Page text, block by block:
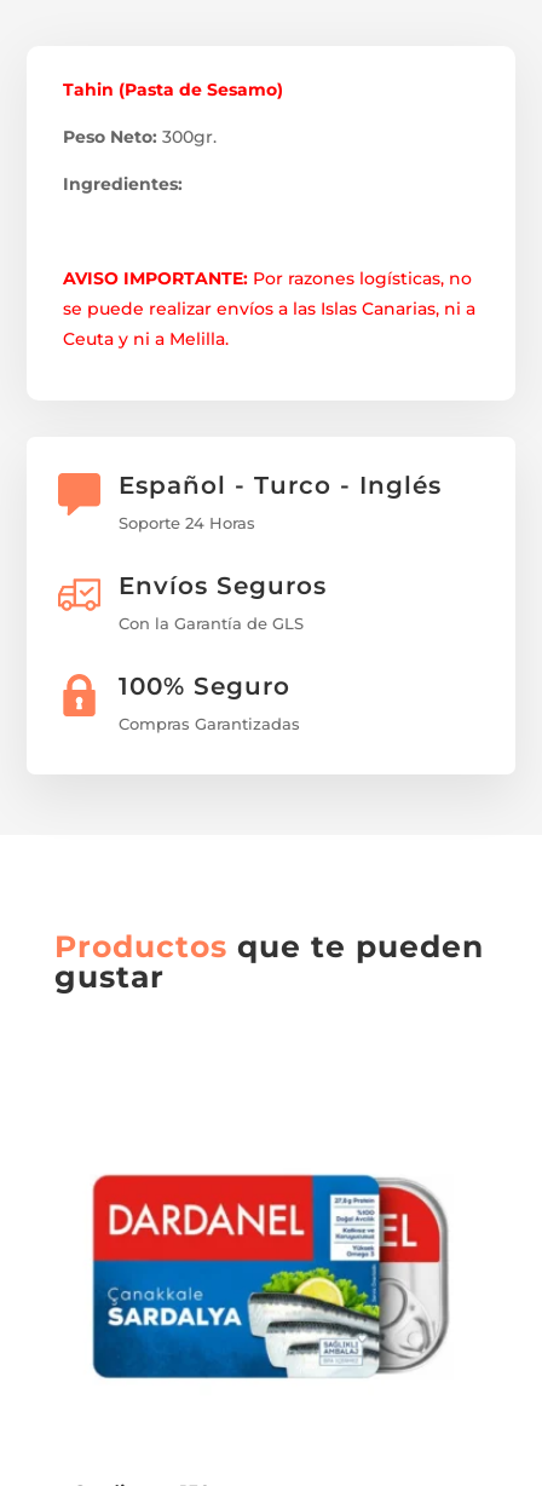
Tahin (Pasta de Sesamo)
Peso Neto:300gr.
Ingredientes:
AVISO IMPORTANTE: Por razones logísticas, no
se puede realizar envíos a las Islas Canarias, ni a
Ceuta y ni a Melilla.
Español - Turco - Inglés
Soporte 24 Horas
Envíos Seguros
Con la Garantía de GLS
100% Seguro
Compras Garantizadas
Productos que te pueden
gustar